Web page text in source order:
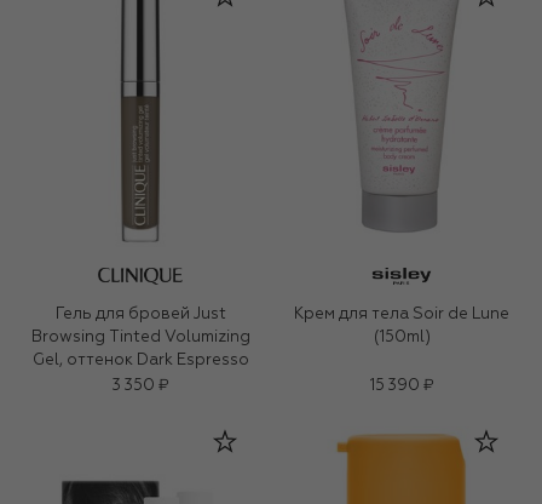
Гель для бровей Just
Browsing Tinted Volumizing
Gel, оттенок Dark Espresso
3 350 ₽
Крем для тела Soir de Lune
(150ml)
15 390 ₽